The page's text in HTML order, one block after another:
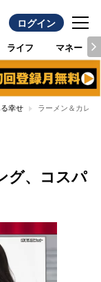
ログイン
ライフ マネー
幸せ ラーメン＆カレ
グ、コスパ